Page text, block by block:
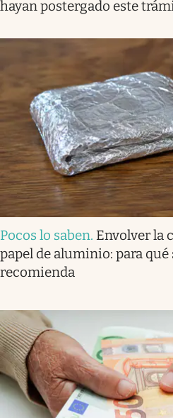
hayan postergado este
Pocos lo saben. Envolver la
papel de aluminio: para qué
recomienda